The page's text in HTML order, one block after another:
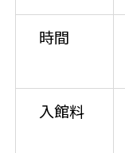
時間
入館料